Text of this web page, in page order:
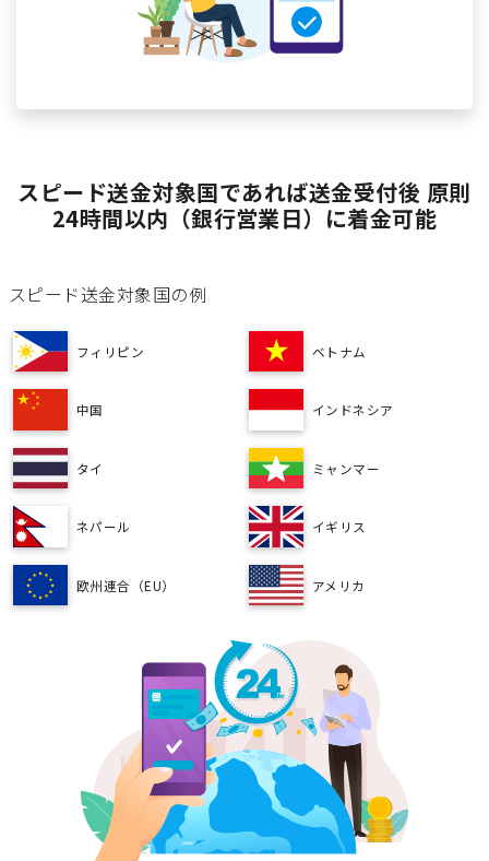
スピード送金対象国であれば送金受付後 原則
24時間以内（銀行営業日）に着金可能
スピード送金対象国の例
フィリピン ベトナム
中国 インドネシア
タイ ミャンマー
ネパール イギリス
欧州連合（EU） アメリカ